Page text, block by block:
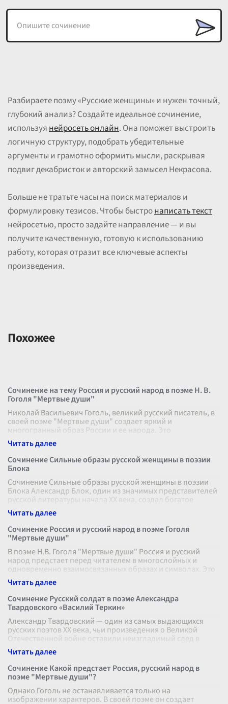
Разбираете поэму «Русские женщины» и нужен точный,
глубокий анализ? Создайте идеальное сочинение,
используянейросеть онлайн. Она поможет выстроить
логичную структуру, подобрать убедительные
аргументы и грамотно оформить мысли, раскрывая
подвиг декабристок и авторский замысел Некрасова.
Больше не тратьте часы на поиск материалов и
формулировку тезисов. Чтобы быстронаписать текст
нейросетью, просто задайте направление — и вы
получите качественную, готовую к использованию
работу, которая отразит все ключевые аспекты
произведения.
Похожее
Сочинение на тему Россия и русский народ в поэме Н. В.
Гоголя "Мертвые души"
Николай Васильевич Гоголь, великий русский писатель, в
своей поэме "Мертвые души" создает яркий и
многогранный образ России и ее народа. Это
произведение, задуманное как эпическая
Сочинение Сильные образы русской женщины в поэзии
Блока
Сочинение Сильные образы русской женщины в поэзии
Блока Александр Блок, один из значимых представителей
русской литературы начала XX века, создал богатое
вербальное полотно, на ко
Сочинение Россия и русский народ в поэме Гоголя
"Мертвые души"
В поэме Н.В. Гоголя "Мертвые души" Россия и русский
народ предстает перед читателем в многослойных и
одновременно взаимосвязанных образах и символах. Это
произведение является не п
Сочинение Русский солдат в поэме Александра
Твардовского «Василий Теркин»
Александр Твардовский — один из самых выдающихся
русских поэтов XX века, чьи произведения о Великой
Отечественной войне оставили неизгладимый след в
сердцах современников и потомко
Сочинение Какой предстает Россия, русский народ в
поэме "Мертвые души"?
Однако Гоголь не останавливается только на
изображении характеров. В своей поэме он создает